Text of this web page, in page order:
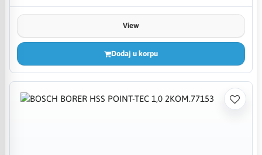
View
Dodaj u korpu